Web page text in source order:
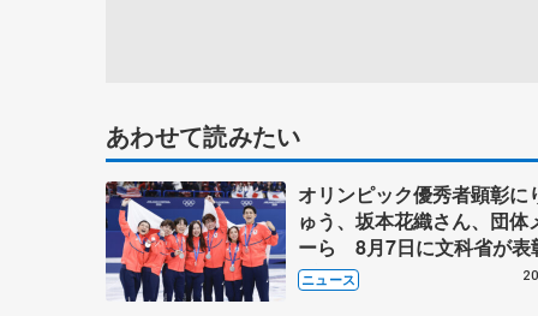
あわせて読みたい
オリンピック優秀者顕彰に
ゅう、坂本花織さん、団体
ーら 8月7日に文科省が表
ブルーノ・マルコット、中
らコーチも
ニュース